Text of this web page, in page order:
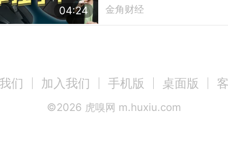
04:24 金角财经
们 加入我们 手机版 桌面版
©2026 虎嗅网 m.huxiu.com